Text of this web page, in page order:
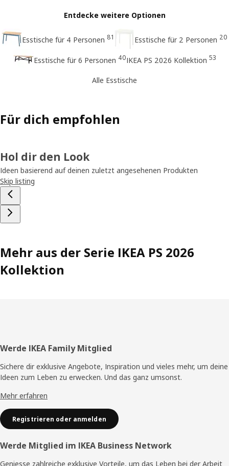
Entdecke weitere Optionen
Esstische für 4 Personen 81 Esstische für 2 Personen 20
Esstische für 6 Personen 40IKEA PS 2026 Kollektion 53
Alle Esstische
Für dich empfohlen
Hol dir den Look
Ideen basierend auf deinen zuletzt angesehenen Produkten
Skip listing
Mehr aus der Serie IKEA PS 2026
Kollektion
Fusszeile
Werde IKEA Family Mitglied
Sichere dir exklusive Angebote, Inspiration und vieles mehr, um deine
Ideen zum Leben zu erwecken. Und das ganz umsonst.
Mehr erfahren
Registrieren oder anmelden
Werde Mitglied im IKEA Business Network
Geniesse zahlreiche exklusive Vorteile, um das Leben bei der Arbeit